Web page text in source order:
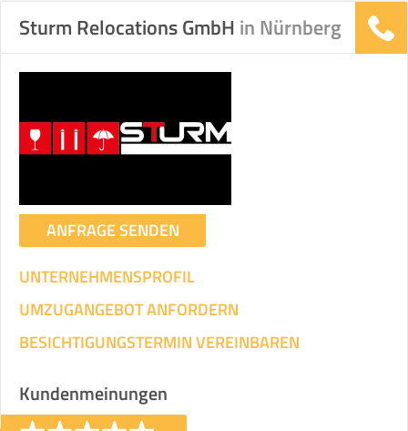
UMZUGSVERGLEICH
Vergleichsergebnis basierend auf Ihren
Umzugsdaten für Tragen und
Transportieren
Ihre Angaben:
am
Selbst umziehen
Sturm Relocations GmbH in Nürnberg
ANFRAGE SENDEN
UNTERNEHMENSPROFIL
UMZUGANGEBOT ANFORDERN
BESICHTIGUNGSTERMIN VEREINBAREN
Kundenmeinungen